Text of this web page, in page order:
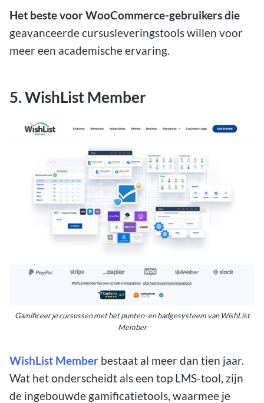
Het beste voor WooCommerce-gebruikers die
geavanceerde cursusleveringstools willen voor
meer een academische ervaring.
5. WishList Member
Gamificeer je cursussen met het punten- en badgesysteem van WishList
Member
WishList Member bestaat al meer dan tien jaar.
Wat het onderscheidt als een top LMS-tool, zijn
de ingebouwde gamificatietools, waarmee je